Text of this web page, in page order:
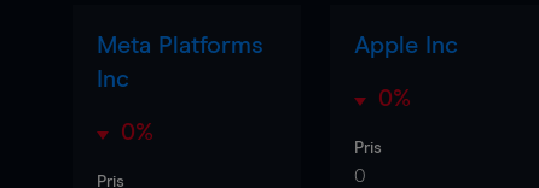
Meta Platforms
Inc
0%
Pris
Apple Inc
0%
Pris
0